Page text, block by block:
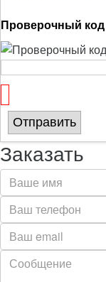
Проверочный код
Отправить
Заказать